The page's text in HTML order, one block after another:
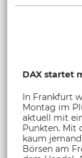
DAX startet
In Frankfurt
Montag im
aktuell mit
Punkten. Mit
kaum
Börsen am